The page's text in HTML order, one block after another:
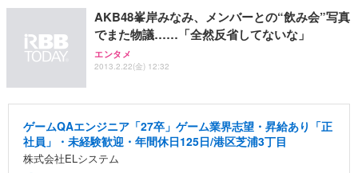
AKB48峯岸みなみ、メンバーとの“飲み会”写真
でまた物議……「全然反省してないな」
エンタメ
2013.2.22(金) 12:32
ゲームQAエンジニア「27卒」ゲーム業界志望・昇給あり「正
社員」・未経験歓迎・年間休日125日/港区芝浦3丁目
株式会社ELシステム